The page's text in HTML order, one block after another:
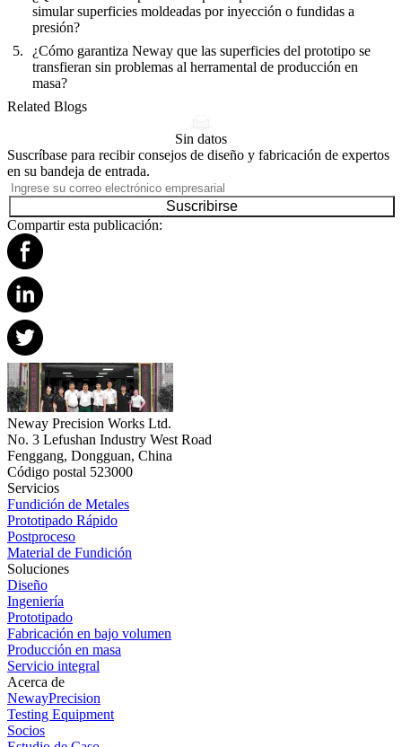
simular superficies moldeadas por inyección o fundidas a
presión?
¿Cómo garantiza Neway que las superficies del prototipo se
transfieran sin problemas al herramental de producción en
masa?
Related Blogs
Sin datos
Suscríbase para recibir consejos de diseño y fabricación de expertos
en su bandeja de entrada.
Suscribirse
Compartir esta publicación:
Neway Precision Works Ltd.
No. 3 Lefushan Industry West Road
Fenggang, Dongguan, China
Código postal 523000
Servicios
Fundición de Metales
Prototipado Rápido
Postproceso
Material de Fundición
Soluciones
Diseño
Ingeniería
Prototipado
Fabricación en bajo volumen
Producción en masa
Servicio integral
Acerca de
NewayPrecision
Testing Equipment
Socios